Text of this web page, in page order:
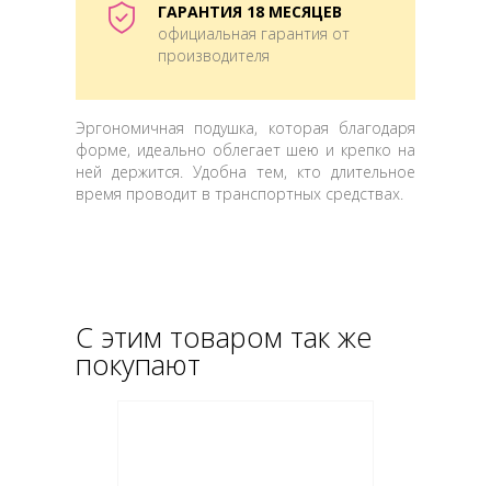
ГАРАНТИЯ 18 МЕСЯЦЕВ
официальная гарантия от
производителя
Эргономичная подушка, которая благодаря
форме, идеально облегает шею и крепко на
ней держится. Удобна тем, кто длительное
время проводит в транспортных средствах.
С этим товаром так же
покупают